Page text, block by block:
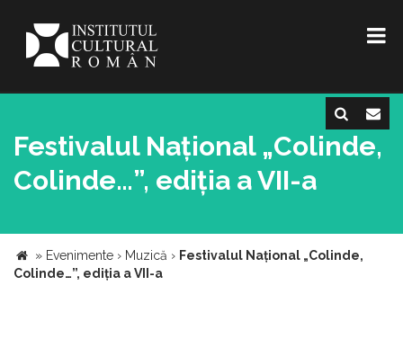
Festivalul Național „Colinde,
Colinde…”, ediția a VII-a
» Evenimente › Muzică › Festivalul Național „Colinde,
Colinde…”, ediția a VII-a